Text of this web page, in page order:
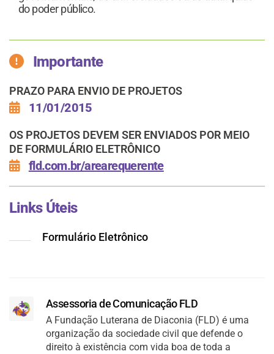
do poder público.
Importante
PRAZO PARA ENVIO DE PROJETOS
11/01/2015
OS PROJETOS DEVEM SER ENVIADOS POR MEIO
DE FORMULÁRIO ELETRÔNICO
fld.com.br/arearequerente
Links Úteis
Formulário Eletrônico
Assessoria de Comunicação FLD
A Fundação Luterana de Diaconia (FLD) é uma
organização da sociedade civil que defende o
direito à existência com vida boa de toda a